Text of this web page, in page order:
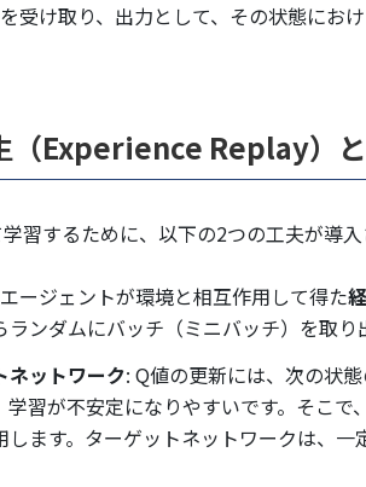
受け取り、出力として、その状態にお
（Experience Replay）
習するために、以下の2つの工夫が導入
ージェントが環境と相互作用して得た
ランダムにバッチ（ミニバッチ）を取
ネットワーク: Q値の更新には、次の状
学習が不安定になりやすいです。そこで
します。ターゲットネットワークは、一